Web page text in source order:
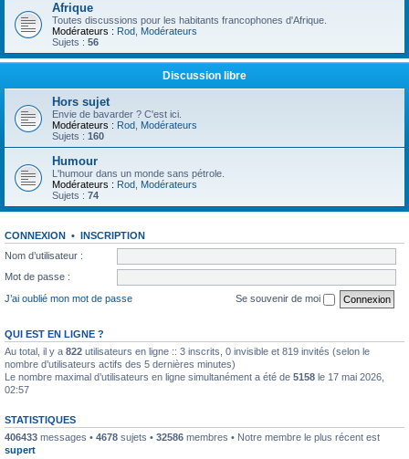
Afrique
Toutes discussions pour les habitants francophones d'Afrique.
Modérateurs : Rod Modérateurs
Sujets : 56
Discussion libre
Hors sujet
Envie de bavarder ? C'est ici.
Modérateurs : Rod Modérateurs
Sujets : 160
Humour
L'humour dans un monde sans pétrole.
Modérateurs : Rod Modérateurs
Sujets : 74
CONNEXION • INSCRIPTION
Nom d’utilisateur :
Mot de passe :
J’ai oublié mon mot de passe
Se souvenir de moi
QUI EST EN LIGNE ?
Au total, il y a 822 utilisateurs en ligne :: 3 inscrits, 0 invisible et 819 invités (selon le
nombre d’utilisateurs actifs des 5 dernières minutes)
Le nombre maximal d’utilisateurs en ligne simultanément a été de 5158 le 17 mai 2026,
02:57
STATISTIQUES
406433 messages • 4678 sujets • 32586 membres • Notre membre le plus récent est
supert